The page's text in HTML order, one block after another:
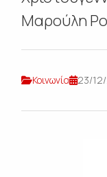
Μαρούλη
Κοινωνία 23/